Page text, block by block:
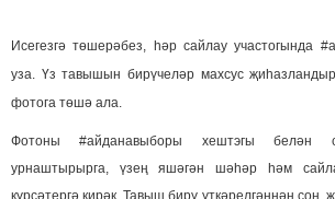
Исегезгә төшерәбез, һәр сайлау участогында
уза. Үз тавышын бирүчеләр махсус
фотога төшә ала.
Фотоны #айданавыборы хештэгы белән
урнаштырырга, үзең яшәгән шәһәр һәм
күрсәтергә кирәк. Тавыш бирү үткәрелгәннән соң,